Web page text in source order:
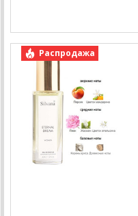
Распродажа